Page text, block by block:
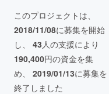
このプロジェクトは、
2018/11/08に募集を開始
し、 43人の支援により
190,400円の資金を集
め、 2019/01/13に募集を
終了しました